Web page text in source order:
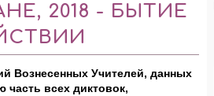
2018 - БЫТИЕ
Вознесенных Учителей, данных
часть всех диктовок,